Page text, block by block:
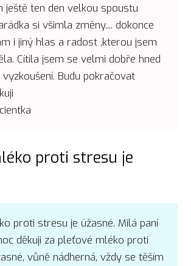
ještě ten den velkou spoustu
si všimla změny.... dokonce
i jiný hlas a radost ,kterou jsem
Cítila jsem se velmi dobře hned
Budu pokračovat
proti stresu je
proti stresu je úžasné. Milá paní
děkuji za pleťové mléko proti
vůně nádherná, vždy se těším